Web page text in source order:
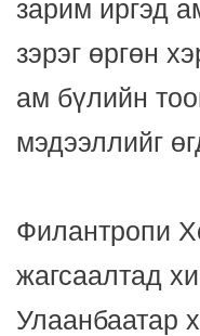
зарим иргэд
зэрэг өргөн
ам бүлийн
мэдээллийг
Филантропи
жагсаалтад
Улаанбаатар